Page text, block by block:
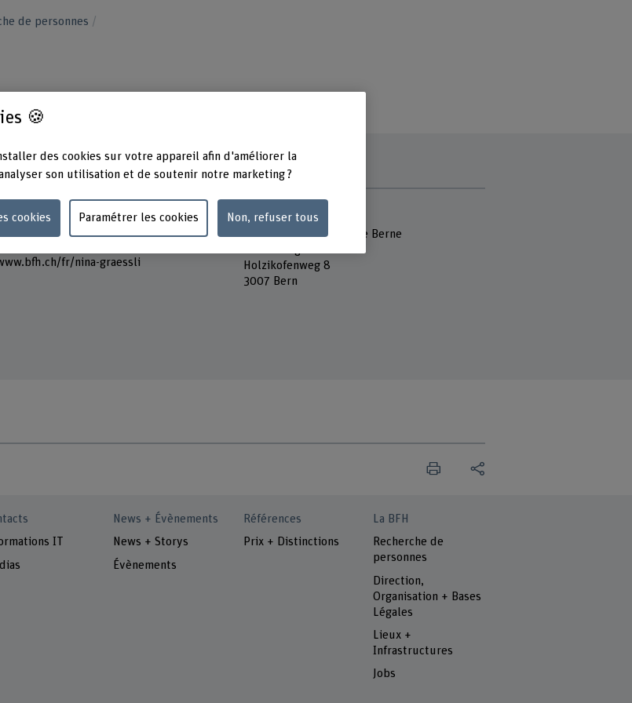
de personnes
fr/nina-graessli
Adresse
Berner Fachhochschule
Haute école des arts de Berne
Holzikofenweg 8
3007 Bern
IT
News + Évènements
News + Storys
Évènements
Références
Prix + Distinctions
La BFH
Recherche de
personnes
Direction,
Organisation + Bases
Légales
Lieux +
Infrastructures
Jobs
🍪
des cookies sur votre appareil afin d'améliorer la
son utilisation et de soutenir notre marketing ?
cookies Paramétrer les cookies Non, refuser tous